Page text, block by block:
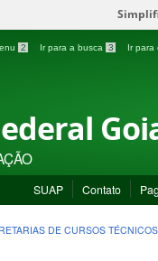
2 Ir para a busca 3 Ir para
SUAP Contato
DE CURSOS